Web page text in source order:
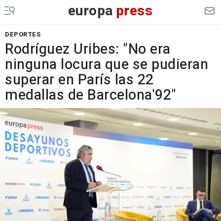
europa press
DEPORTES
Rodríguez Uribes: "No era
ninguna locura que se pudieran
superar en París las 22
medallas de Barcelona'92"